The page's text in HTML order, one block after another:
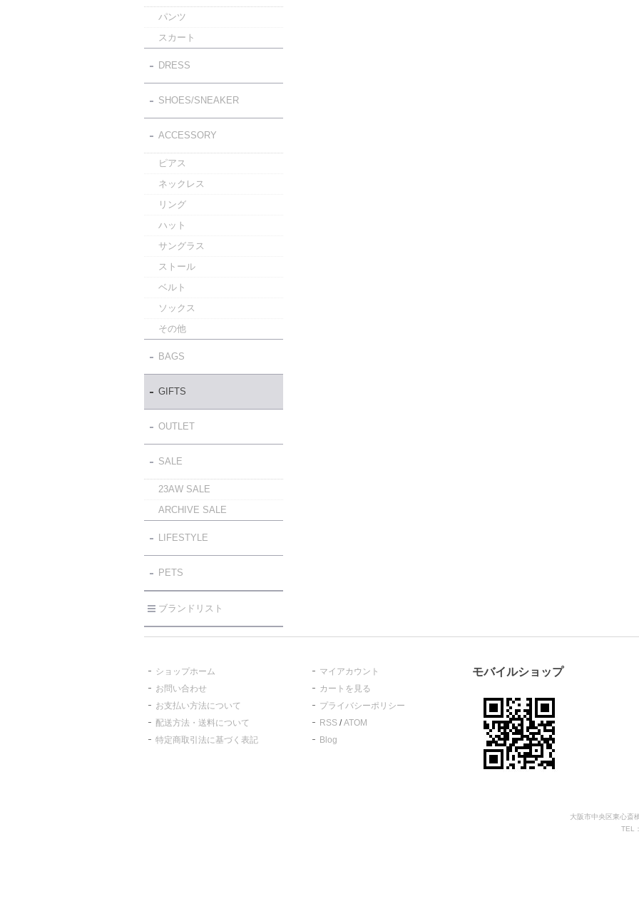
パンツ
スカート
DRESS
SHOES/SNEAKER
ACCESSORY
ピアス
ネックレス
リング
ハット
サングラス
ストール
ベルト
ソックス
その他
BAGS
GIFTS
OUTLET
SALE
23AW SALE
ARCHIVE SALE
LIFESTYLE
PETS
ブランドリスト
ショップホーム
お問い合わせ
お支払い方法について
配送方法・送料について
特定商取引法に基づく表記
マイアカウント
カートを見る
プライバシーポリシー
RSS /ATOM
Blog
モバイルショップ
大阪市中央区東心斎
TEL